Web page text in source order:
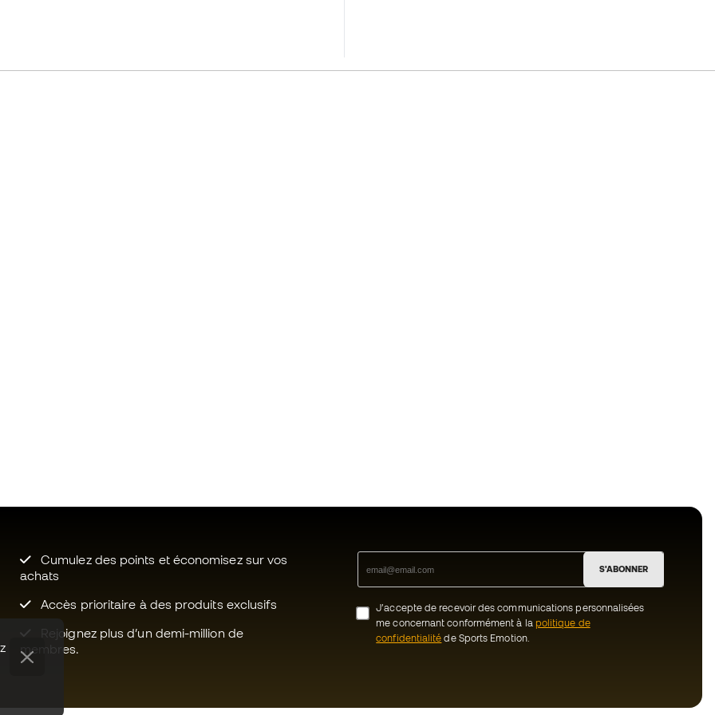
Cumulez des points et économisez sur vos
achats
Accès prioritaire à des produits exclusifs
Rejoignez plus d’un demi-million de
membres.
S'ABONNER
J’accepte de recevoir des communications personnalisées
me concernant conformément à la politique de
confidentialité de Sports Emotion.